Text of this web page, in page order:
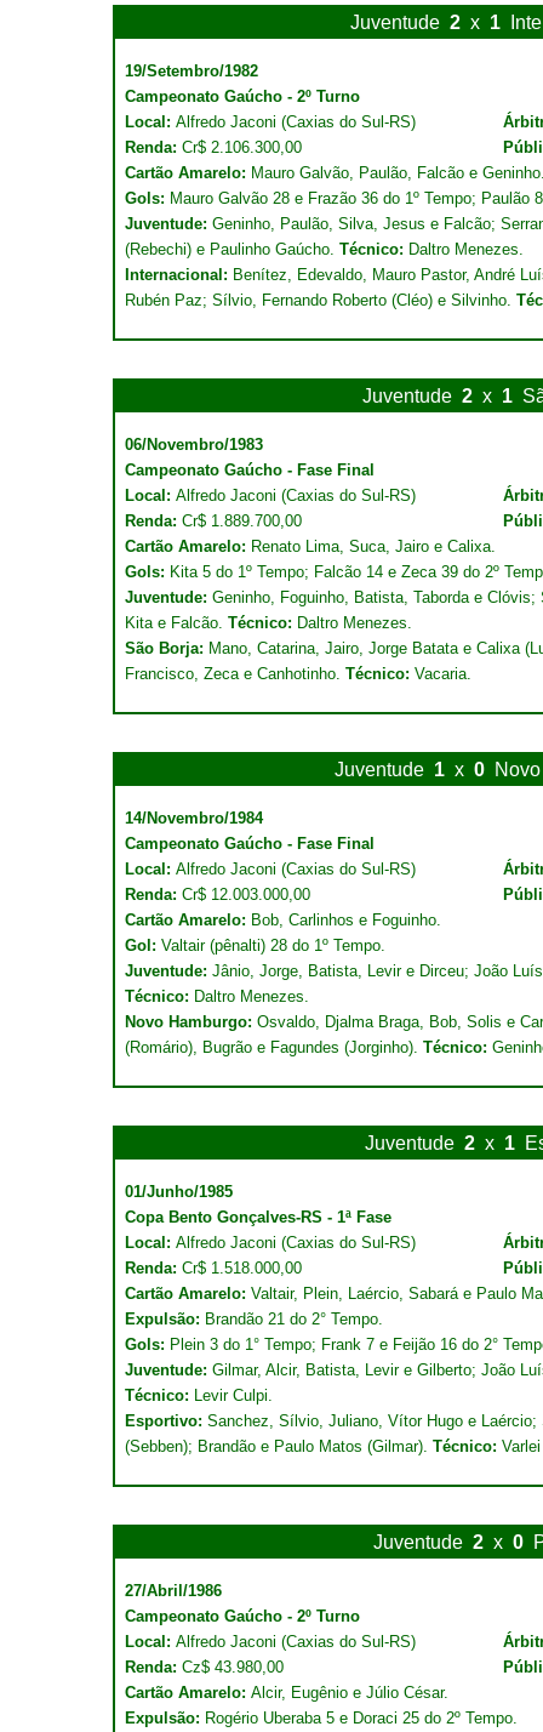
Juventude 2 x 1
19/Setembro/1982
Campeonato Gaúcho - 2º Turno
Local: Alfredo Jaconi (Caxias do Sul-RS)
Renda: Cr$ 2.106.300,00
Cartão Amarelo: Mauro Galvão, Paulão, Falcão e
Gols: Mauro Galvão 28 e Frazão 36 do 1º Tempo; Paulão
Juventude: Geninho, Paulão, Silva, Jesus e Falcão;
(Rebechi) e Paulinho Gaúcho. Técnico: Daltro Menezes.
Internacional: Benítez, Edevaldo, Mauro Pastor, André
Rubén Paz; Sílvio, Fernando Roberto (Cléo) e Silvinho.
Juventude 2 x 1
06/Novembro/1983
Campeonato Gaúcho - Fase Final
Local: Alfredo Jaconi (Caxias do Sul-RS)
Renda: Cr$ 1.889.700,00
Cartão Amarelo: Renato Lima, Suca, Jairo e Calixa.
Gols: Kita 5 do 1º Tempo; Falcão 14 e Zeca 39 do 2º
Juventude: Geninho, Foguinho, Batista, Taborda e
Kita e Falcão. Técnico: Daltro Menezes.
São Borja: Mano, Catarina, Jairo, Jorge Batata e Calixa
Francisco, Zeca e Canhotinho. Técnico: Vacaria.
Juventude 1 x 0
14/Novembro/1984
Campeonato Gaúcho - Fase Final
Local: Alfredo Jaconi (Caxias do Sul-RS)
Renda: Cr$ 12.003.000,00
Cartão Amarelo: Bob, Carlinhos e Foguinho.
Gol: Valtair (pênalti) 28 do 1º Tempo.
Juventude: Jânio, Jorge, Batista, Levir e Dirceu; João
Técnico: Daltro Menezes.
Novo Hamburgo: Osvaldo, Djalma Braga, Bob, Solis e
(Romário), Bugrão e Fagundes (Jorginho). Técnico:
Juventude 2 x 1
01/Junho/1985
Copa Bento Gonçalves-RS - 1ª Fase
Local: Alfredo Jaconi (Caxias do Sul-RS)
Renda: Cr$ 1.518.000,00
Cartão Amarelo: Valtair, Plein, Laércio, Sabará e Paulo
Expulsão: Brandão 21 do 2° Tempo.
Gols: Plein 3 do 1° Tempo; Frank 7 e Feijão 16 do 2°
Juventude: Gilmar, Alcir, Batista, Levir e Gilberto; João
Técnico: Levir Culpi.
Esportivo: Sanchez, Sílvio, Juliano, Vítor Hugo e Laércio;
(Sebben); Brandão e Paulo Matos (Gilmar). Técnico:
Juventude 2 x 0
27/Abril/1986
Campeonato Gaúcho - 2º Turno
Local: Alfredo Jaconi (Caxias do Sul-RS)
Renda: Cz$ 43.980,00
Cartão Amarelo: Alcir, Eugênio e Júlio César.
Expulsão: Rogério Uberaba 5 e Doraci 25 do 2º Tempo.